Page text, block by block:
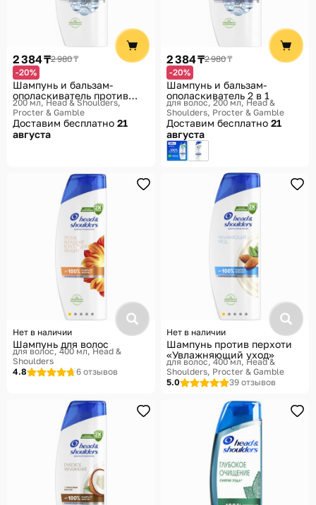
2 384 ₸2 980 ₸
-20%
Шампунь и бальзам-
ополаскиватель против
перхоти 2в1 «Ментол»
200 мл Head & Shoulders,
Procter & Gamble
Доставим бесплатно 21
августа
2 384 ₸2 980 ₸
-20%
Шампунь и бальзам-
ополаскиватель 2 в 1
для волос, 200 мл Head &
Shoulders, Procter & Gamble
Доставим бесплатно 21
августа
Нет в наличии
Шампунь для волос
для волос, 400 мл Head &
Shoulders
4.8
6 отзывов
Нет в наличии
Шампунь против перхоти
«Увлажняющий уход»
для волос, 400 мл Head &
Shoulders, Procter & Gamble
5.0
39 отзывов